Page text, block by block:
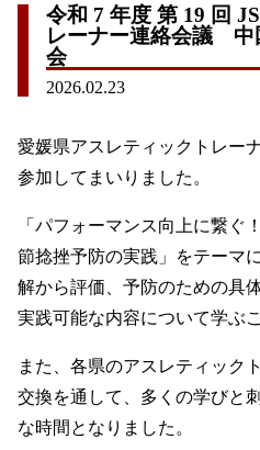
令和 7 年度 第 19 回
レーナー連絡会議 中
会
2026.02.23
愛媛県アスレティックトレー
参加してまいりました。
「パフォーマンス向上に繋ぐ
節捻挫予防の実践」をテーマ
解から評価、予防のための具
実践可能な内容について学ぶ
また、各県のアスレティック
交換を通して、多くの学びと
な時間となりました。